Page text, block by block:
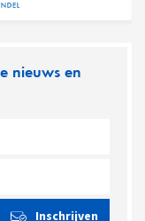
nieuws en